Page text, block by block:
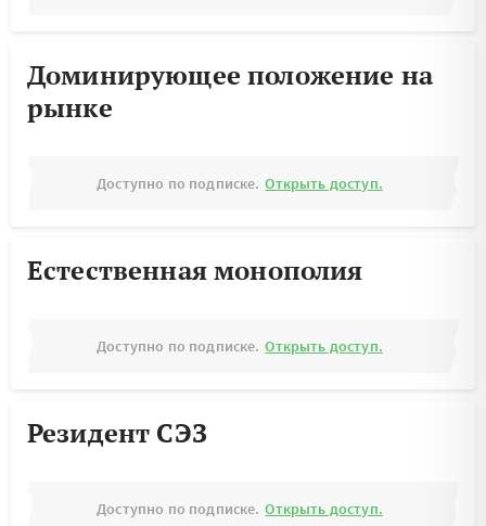
Доминирующее положение на
рынке
Доступно по подписке. Открыть доступ.
Естественная монополия
Доступно по подписке. Открыть доступ.
Резидент СЭЗ
Доступно по подписке. Открыть доступ.